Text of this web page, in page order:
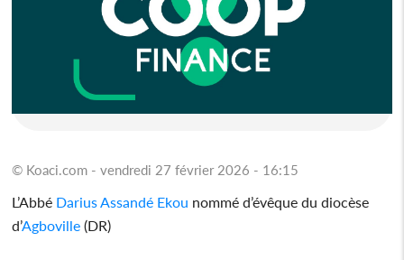
© Koaci.com - vendredi 27 février 2026 - 16:15
L’Abbé Darius Assandé Ekou nommé d’évêque du diocèse
d’Agboville (DR)